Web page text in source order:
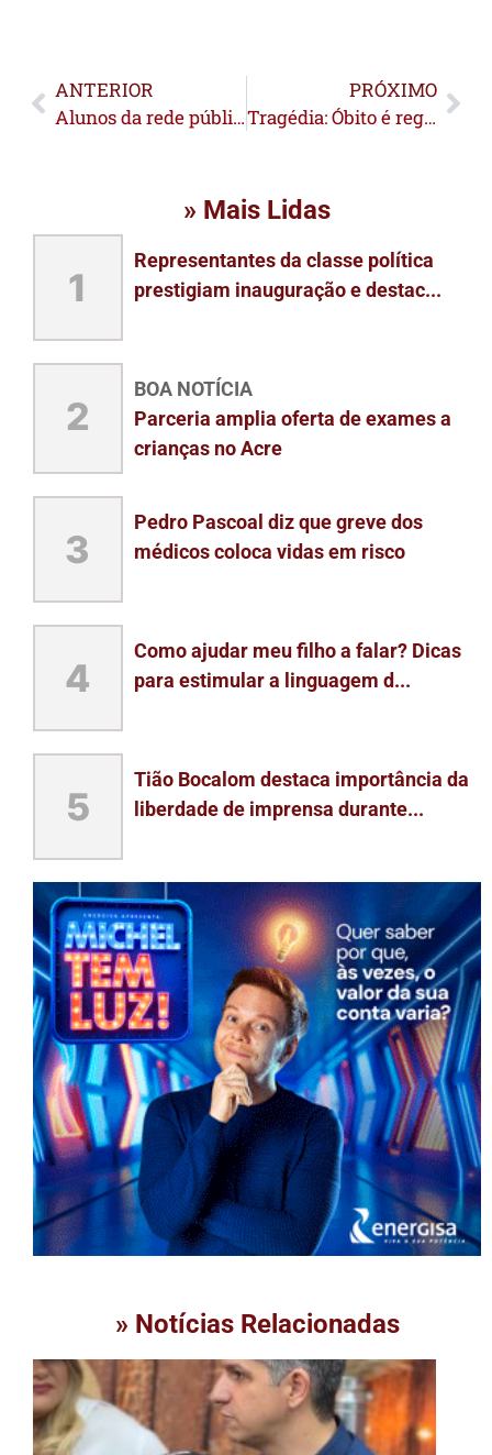
ANTERIOR
Alunos da rede pública de Santa Rosa do Purus recebem tablets para estudo
PRÓXIMO
Tragédia: Óbito é registrado após colisão entre carro e carreta em Epitaciolândia
» Mais Lidas
1
Representantes da classe política
prestigiam inauguração e destac...
2
BOA NOTÍCIA
Parceria amplia oferta de exames a
crianças no Acre
3
Pedro Pascoal diz que greve dos
médicos coloca vidas em risco
4
Como ajudar meu filho a falar? Dicas
para estimular a linguagem d...
5
Tião Bocalom destaca importância da
liberdade de imprensa durante...
» Notícias Relacionadas